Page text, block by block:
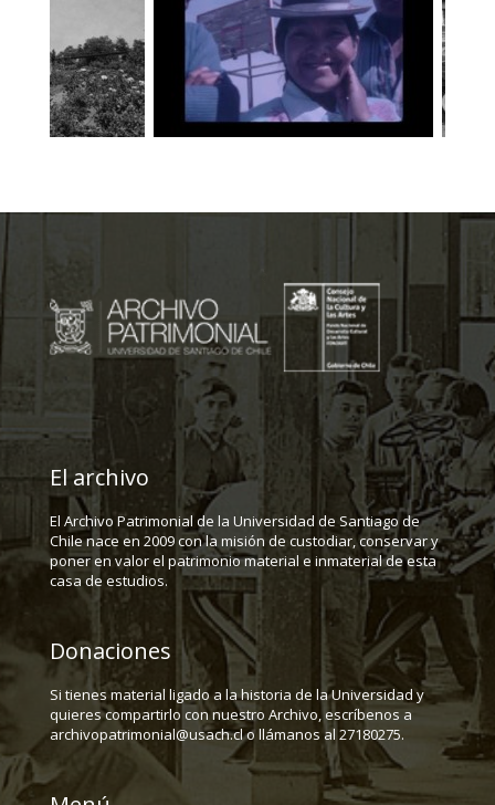
El archivo
El Archivo Patrimonial de la Universidad de Santiago de
Chile nace en 2009 con la misión de custodiar, conservar y
poner en valor el patrimonio material e inmaterial de esta
casa de estudios.
Donaciones
Si tienes material ligado a la historia de la Universidad y
quieres compartirlo con nuestro Archivo, escríbenos a
archivopatrimonial@usach.cl o llámanos al 27180275.